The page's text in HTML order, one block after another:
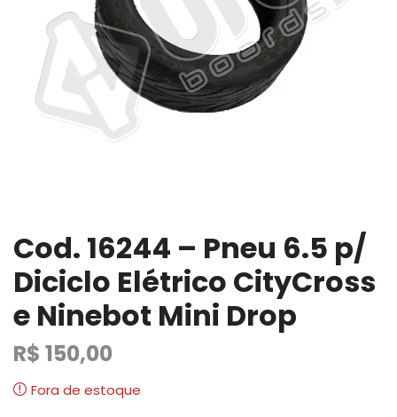
Cod. 16244 – Pneu 6.5 p/
Diciclo Elétrico CityCross
e Ninebot Mini Drop
R$ 150,00
Fora de estoque